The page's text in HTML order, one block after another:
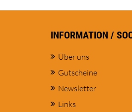
INFORMATION /
Über uns
Gutscheine
Newsletter
Links